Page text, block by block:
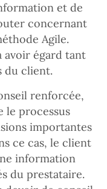
et de
concernant
Agile.
avoir égard tant
du client.
renforcée,
le processus
importantes
ce cas, le client
information
du prestataire.